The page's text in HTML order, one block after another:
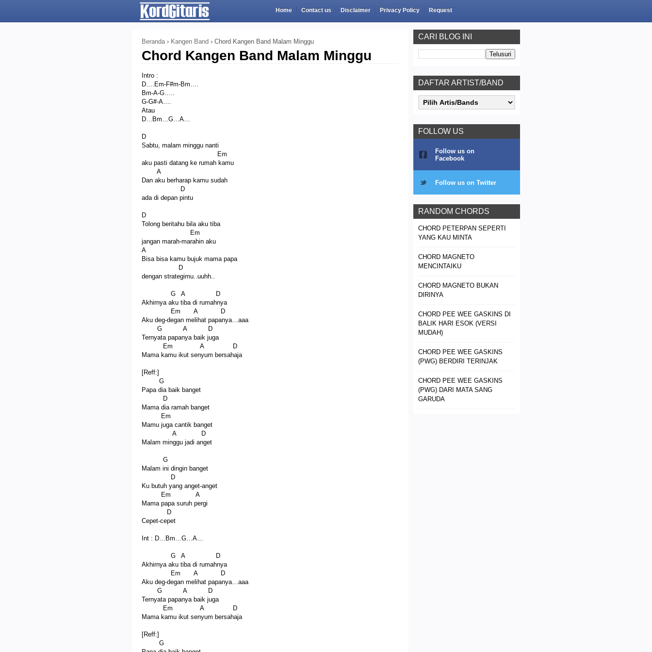
Home Contact us Disclaimer Privacy Policy Request
Beranda › Kangen Band › Chord Kangen Band Malam Minggu
Chord Kangen Band Malam Minggu
Intro :
D….Em-F#m-Bm….
Bm-A-G…..
G-G#-A….
Atau
D…Bm…G…A…
D
Sabtu, malam minggu nanti
Em
aku pasti datang ke rumah kamu
A
Dan aku berharap kamu sudah
D
ada di depan pintu
D
Tolong beritahu bila aku tiba
Em
jangan marah-marahin aku
A
Bisa bisa kamu bujuk mama papa
D
dengan strategimu..uuhh..
G A D
Akhirnya aku tiba di rumahnya
Em A D
Aku deg-degan melihat papanya…aaa
G A D
Ternyata papanya baik juga
Em A D
Mama kamu ikut senyum bersahaja
[Reff:]
G
Papa dia baik banget
D
Mama dia ramah banget
Em
Mamu juga cantik banget
A D
Malam minggu jadi anget
G
Malam ini dingin banget
D
Ku butuh yang anget-anget
Em A
Mama papa suruh pergi
D
Cepet-cepet
Int : D…Bm…G…A…
G A D
Akhirnya aku tiba di rumahnya
Em A D
Aku deg-degan melihat papanya…aaa
G A D
Ternyata papanya baik juga
Em A D
Mama kamu ikut senyum bersahaja
[Reff:]
G
CARI BLOG INI
DAFTAR ARTIST/BAND
FOLLOW US
Follow us on
Facebook
Follow us on Twitter
RANDOM CHORDS
CHORD PETERPAN SEPERTI
YANG KAU MINTA
CHORD MAGNETO
MENCINTAIKU
CHORD MAGNETO BUKAN
DIRINYA
CHORD PEE WEE GASKINS DI
BALIK HARI ESOK (VERSI
MUDAH)
CHORD PEE WEE GASKINS
(PWG) BERDIRI TERINJAK
CHORD PEE WEE GASKINS
(PWG) DARI MATA SANG
GARUDA